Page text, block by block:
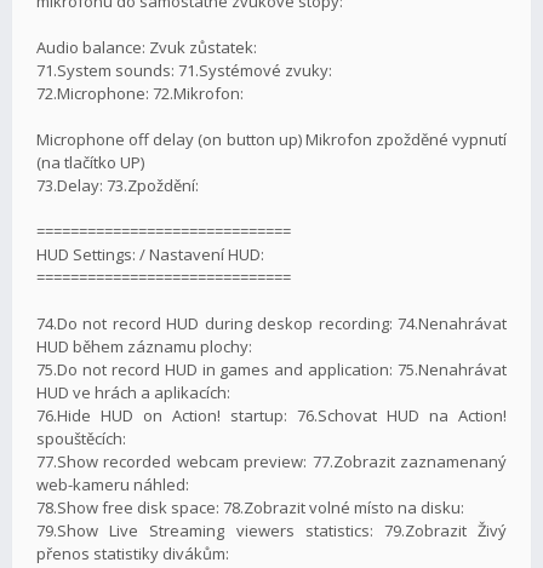
Audio balance: Zvuk zůstatek:
71.System sounds: 71.Systémové zvuky:
72.Microphone: 72.Mikrofon:
Microphone off delay (on button up) Mikrofon zpožděné vypnutí
(na tlačítko UP)
73.Delay: 73.Zpoždění:
==============================
HUD Settings: / Nastavení HUD:
==============================
74.Do not record HUD during deskop recording: 74.Nenahrávat
HUD během záznamu plochy:
75.Do not record HUD in games and application: 75.Nenahrávat
HUD ve hrách a aplikacích:
76.Hide HUD on Action! startup: 76.Schovat HUD na Action!
spouštěcích:
77.Show recorded webcam preview: 77.Zobrazit zaznamenaný
web-kameru náhled:
78.Show free disk space: 78.Zobrazit volné místo na disku:
79.Show Live Streaming viewers statistics: 79.Zobrazit Živý
přenos statistiky divákům: